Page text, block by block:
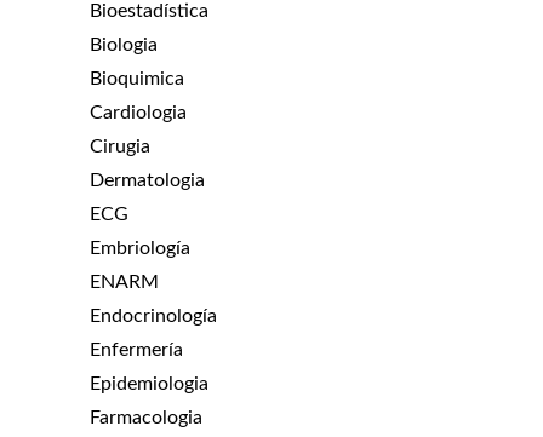
Bioestadística
Biologia
Bioquimica
Cardiologia
Cirugia
Dermatologia
ECG
Embriología
ENARM
Endocrinología
Enfermería
Epidemiologia
Farmacologia